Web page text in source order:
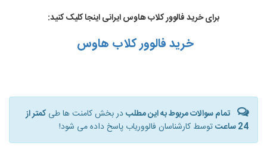
برای خرید فالوور کلاب هاوس ایرانی اینجا کلیک کنید:
خرید فالوور کلاب هاوس
تمام سوالات مربوط به این مطلبدر بخش کامنت ها طیکمتر از
24 ساعت
توسط کارشناسان فالووریاب پاسخ داده می شود!